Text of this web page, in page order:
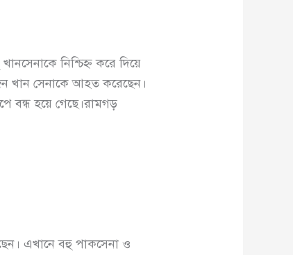
নিশ্চিহ্ন করে দিয়ে
খান সেনাকে আহত করেছেন।
বন্ধ হয়ে গেছে।রামগড়
এখানে বহু পাকসেনা ও